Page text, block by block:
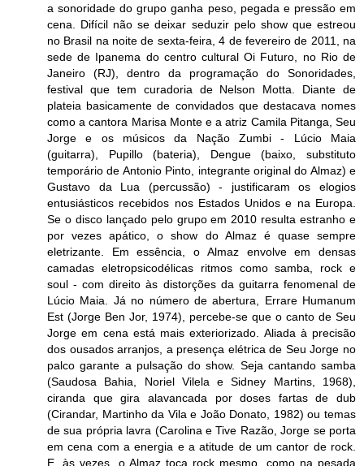
a sonoridade do grupo ganha peso, pegada e pressão em
cena. Difícil não se deixar seduzir pelo show que estreou
no Brasil na noite de sexta-feira, 4 de fevereiro de 2011, na
sede de Ipanema do centro cultural Oi Futuro, no Rio de
Janeiro (RJ), dentro da programação do Sonoridades,
festival que tem curadoria de Nelson Motta. Diante de
plateia basicamente de convidados que destacava nomes
como a cantora Marisa Monte e a atriz Camila Pitanga, Seu
Jorge e os músicos da Nação Zumbi - Lúcio Maia
(guitarra), Pupillo (bateria), Dengue (baixo, substituto
temporário de Antonio Pinto, integrante original do Almaz) e
Gustavo da Lua (percussão) - justificaram os elogios
entusiásticos recebidos nos Estados Unidos e na Europa.
Se o disco lançado pelo grupo em 2010 resulta estranho e
por vezes apático, o show do Almaz é quase sempre
eletrizante. Em essência, o Almaz envolve em densas
camadas eletropsicodélicas ritmos como samba, rock e
soul - com direito às distorções da guitarra fenomenal de
Lúcio Maia. Já no número de abertura, Errare Humanum
Est (Jorge Ben Jor, 1974), percebe-se que o canto de Seu
Jorge em cena está mais exteriorizado. Aliada à precisão
dos ousados arranjos, a presença elétrica de Seu Jorge no
palco garante a pulsação do show. Seja cantando samba
(Saudosa Bahia, Noriel Vilela e Sidney Martins, 1968),
ciranda que gira alavancada por doses fartas de dub
(Cirandar, Martinho da Vila e João Donato, 1982) ou temas
de sua própria lavra (Carolina e Tive Razão, Jorge se porta
em cena com a energia e a atitude de um cantor de rock.
E, às vezes, o Almaz toca rock mesmo, como na pesada